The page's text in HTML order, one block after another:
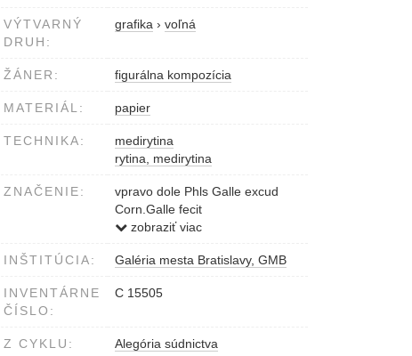
VÝTVARNÝ
DRUH:
grafika › voľná
ŽÁNER: figurálna kompozícia
MATERIÁL: papier
TECHNIKA:
medirytina
rytina, medirytina
ZNAČENIE:
vpravo dole Phls Galle excud
Corn.Galle fecit
pod obrazom Auri caeca sames,
perditoinem Tim.6.
zobraziť viac
INŠTITÚCIA: Galéria mesta Bratislavy, GMB
INVENTÁRNE
ČÍSLO:
C 15505
Z CYKLU: Alegória súdnictva